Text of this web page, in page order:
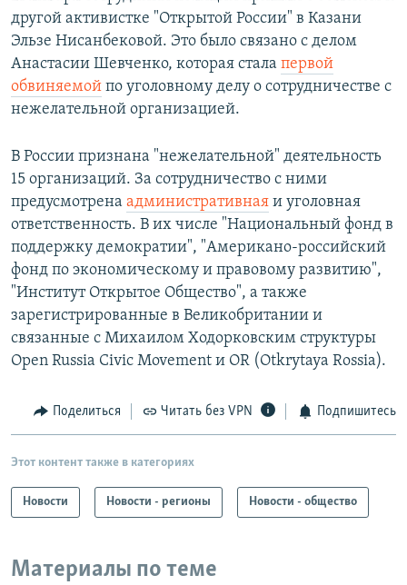
другой активистке "Открытой России" в Казани
Эльзе Нисанбековой. Это было связано с делом
Анастасии Шевченко, которая стала первой
обвиняемой по уголовному делу о сотрудничестве с
нежелательной организацией. ​
В России признана "нежелательной" деятельность
15 организаций. За сотрудничество с ними
предусмотрена административная и уголовная
ответственность. В их числе "Национальный фонд в
поддержку демократии", "Американо-российский
фонд по экономическому и правовому развитию",
"Институт Открытое Общество", а также
зарегистрированные в Великобритании и
связанные с Михаилом Ходорковским структуры
Open Russia Civic Movement и OR (Otkrytaya Rossia).
Поделиться Читать без VPN Подпишитесь
Этот контент также в категориях
Новости Новости - регионы Новости - общество
Материалы по теме